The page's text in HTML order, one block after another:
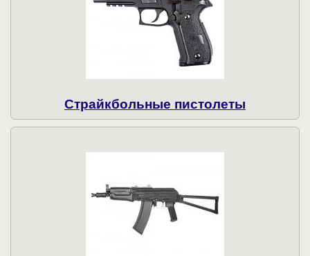
Страйкбольные пистолеты